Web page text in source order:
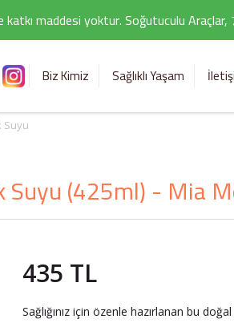
katkı maddesi yoktur. Soğutuculu
Biz Kimiz Sağlıklı Yaşam
Suyu
Suyu (425ml) - Mia
435 TL
Sağlığınız için özenle hazırlanan bu